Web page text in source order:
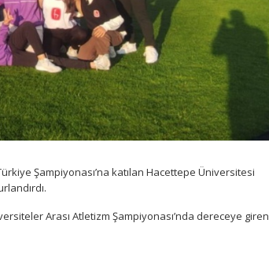
Şampiyonası’na katılan Hacettepe Üniversitesi
Arası Atletizm Şampiyonası’nda dereceye giren